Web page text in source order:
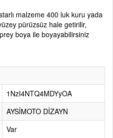
malzeme 400 luk kuru yada
pürüzsüz hale getirilir,
boya ile boyayabilirsiniz
1NzI4NTQ4MDYyOA
AYSİMOTO DİZAYN
Var